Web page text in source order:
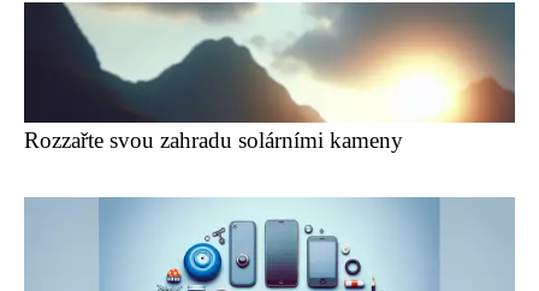
Rozzařte svou zahradu solárními kameny